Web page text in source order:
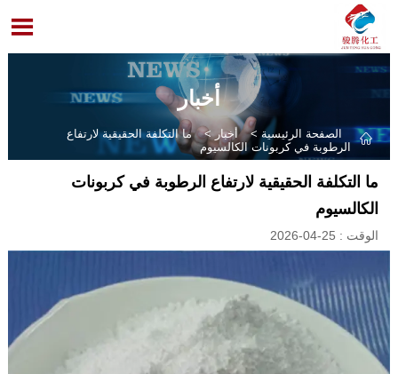

أخبار
 الصفحة الرئيسية> أخبار>
ما التكلفة الحقيقية لارتفاع
الرطوبة في كربونات الكالسيوم
ما التكلفة الحقيقية لارتفاع الرطوبة في كربونات
الكالسيوم
الوقت : 25-04-2026